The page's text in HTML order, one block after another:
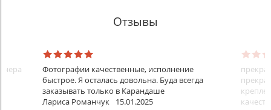
Отзывы
Фотографии качественные, исполнение
быстрое. Я осталась довольна. Буда всегда
заказывать только в Карандаше
Лариса Романчук
15.01.2025